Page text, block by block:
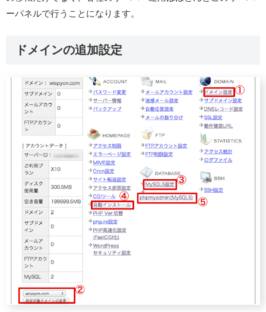
ーパネルで行うことになります。
ドメインの追加設定